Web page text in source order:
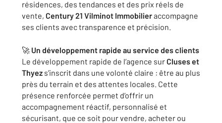
résidences, des tendances et des prix réels de
vente, Century 21 Vilminot Immobilieraccompagne
ses clients avec transparence et précision.
🚀 Un développement rapide au service des clients
Le développement rapide de l’agence surCluses et
Thyez s’inscrit dans une volonté claire : être au plus
près du terrain et des attentes locales. Cette
présence renforcée permet d’offrir un
accompagnement réactif, personnalisé et
sécurisant, que ce soit pour vendre, acheter ou